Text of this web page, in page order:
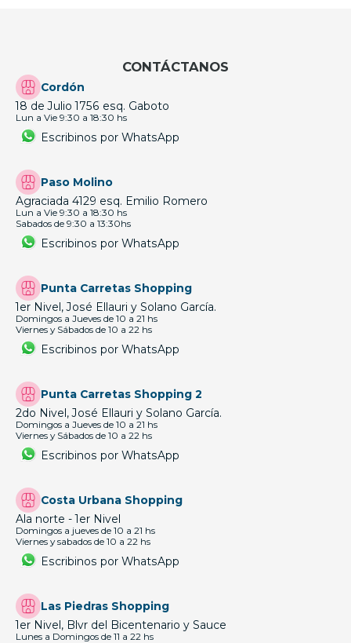
CONTÁCTANOS
Cordón
18 de Julio 1756 esq. Gaboto
Lun a Vie 9:30 a 18:30 hs
Escribinos por WhatsApp
Paso Molino
Agraciada 4129 esq. Emilio Romero
Lun a Vie 9:30 a 18:30 hs
Sabados de 9:30 a 13:30hs
Escribinos por WhatsApp
Punta Carretas Shopping
1er Nivel, José Ellauri y Solano García.
Domingos a Jueves de 10 a 21 hs
Viernes y Sábados de 10 a 22 hs
Escribinos por WhatsApp
Punta Carretas Shopping 2
2do Nivel, José Ellauri y Solano García.
Domingos a Jueves de 10 a 21 hs
Viernes y Sábados de 10 a 22 hs
Escribinos por WhatsApp
Costa Urbana Shopping
Ala norte - 1er Nivel
Domingos a jueves de 10 a 21 hs
Viernes y sabados de 10 a 22 hs
Escribinos por WhatsApp
Las Piedras Shopping
1er Nivel, Blvr del Bicentenario y Sauce
Lunes a Domingos de 11 a 22 hs